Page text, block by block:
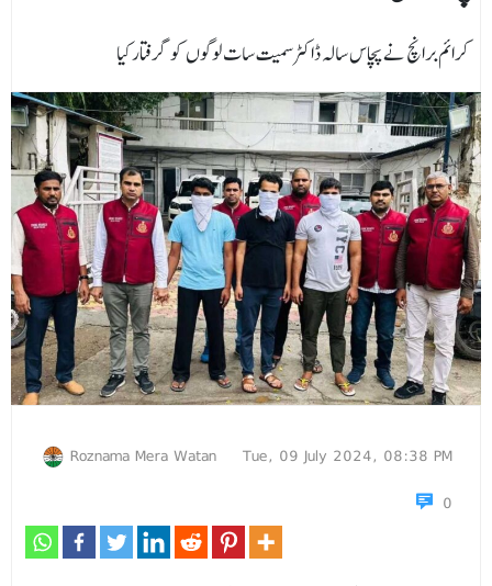
کرائم برانچ نےپچاس سالہ ڈاکٹرسمیت سات لوگوں کو گرفتارکیا
Roznama Mera Watan
Tue, 09 July 2024, 08:38 PM
0